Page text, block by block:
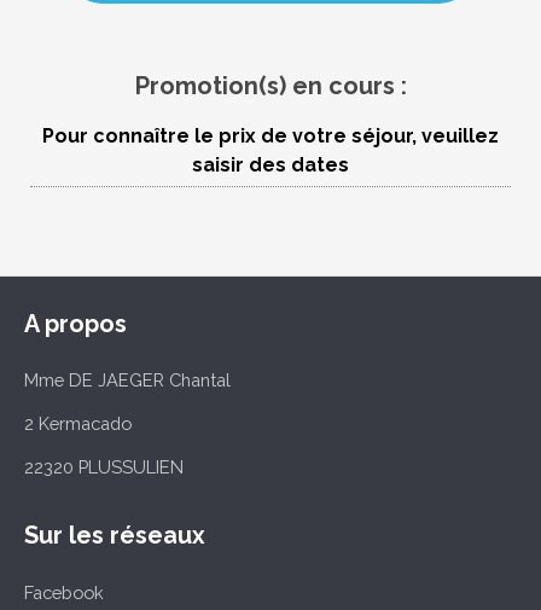
Promotion(s) en cours :
Pour connaître le prix de votre séjour, veuillez
saisir des dates
A propos
Mme DE JAEGER Chantal
2 Kermacado
22320 PLUSSULIEN
Sur les réseaux
Facebook